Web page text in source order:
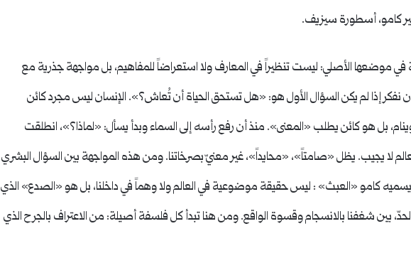
كامو، أسطورة سيزيف.
موضعها الأصلي: ليست تنظيراً في المعارف ولا استعراضاً للمفاهيم، بل مواجهة جذرية مع
نفكر إذا لم يكن السؤال الأول هو: «هل تستحق الحياة أن تُعاش؟». الإنسان ليس مجرد كائن
بل هو كائن يطلب «المعنى». منذ أن رفع رأسه إلى السماء وبدأ يسأل: «لماذا؟»، انطلقت
لا يجيب. يظل «صامتاً»، «محايداً»، غير معنيّ بصرخاتنا. ومن هذه المواجهة بين السؤال البشري
كامو «العبث» : ليس حقيقة موضوعية في العالم ولا وهماً في داخلنا، بل هو «الصدع» الذي
بين شغفنا بالانسجام وقسوة الواقع. ومن هنا تبدأ كل فلسفة أصيلة: من الاعتراف بالجرح الذي